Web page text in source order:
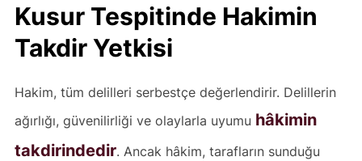
Kusur Tespitinde Hakimin
Takdir Yetkisi
Hakim, tüm delilleri serbestçe değerlendirir. Delillerin
ağırlığı, güvenilirliği ve olaylarla uyumu hâkimin
takdirindedir. Ancak hâkim, tarafların sunduğu